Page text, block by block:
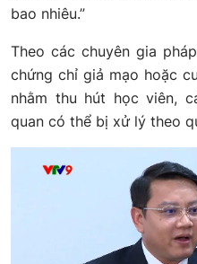
bao nhiêu.”
Theo các chuyên gia
chứng chỉ giả mạo hoặc
nhằm thu hút học viên,
quan có thể bị xử lý theo